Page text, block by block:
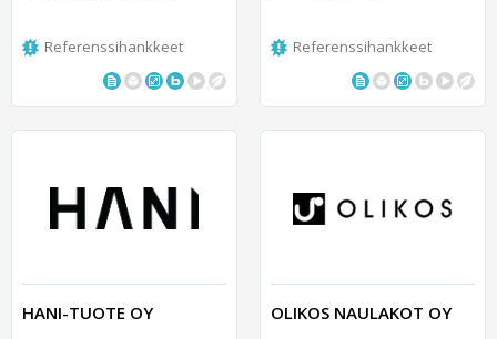
Referenssihankkeet Referenssihankkeet
HANI-TUOTE OY OLIKOS NAULAKOT OY